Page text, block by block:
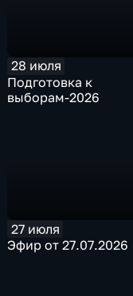
28 июля
Подготовка к
выборам-2026
27 июля
Эфир от 27.07.2026